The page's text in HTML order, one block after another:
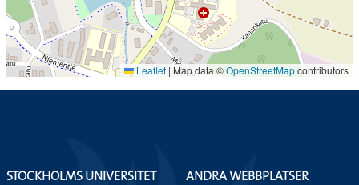
Leaflet | Map data ©OpenStreetMapcontributors
STOCKHOLMS UNIVERSITET
ANDRA WEBBPLATSER